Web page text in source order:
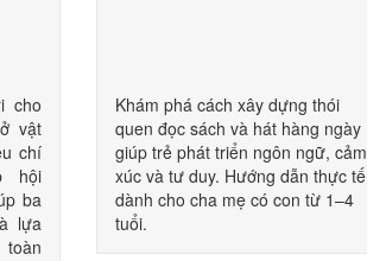
cho
vật
chí
hội
ba
lựa
Khám phá cách xây dựng thói
quen đọc sách và hát hàng ngày
giúp trẻ phát triển ngôn ngữ, cảm
xúc và tư duy. Hướng dẫn thực tế
dành cho cha mẹ có con từ 1–4
tuổi.